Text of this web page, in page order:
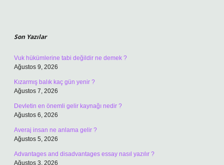
Son Yazılar
Vuk hükümlerine tabi değildir ne demek ?
Ağustos 9, 2026
Kızarmış balık kaç gün yenir ?
Ağustos 7, 2026
Devletin en önemli gelir kaynağı nedir ?
Ağustos 6, 2026
Averaj insan ne anlama gelir ?
Ağustos 5, 2026
Advantages and disadvantages essay nasıl yazılır ?
Ağustos 3, 2026